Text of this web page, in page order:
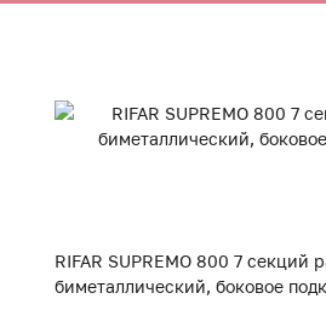
RIFAR SUPREMO 800 7 секций
биметаллический, боковое